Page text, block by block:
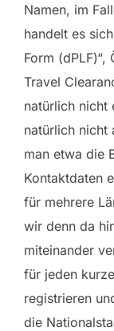
Namen, im
handelt es
Form
Travel
natürlich nicht
natürlich nicht
man etwa die
Kontaktdaten
für mehrere
wir denn da
miteinander
für jeden
registrieren
die